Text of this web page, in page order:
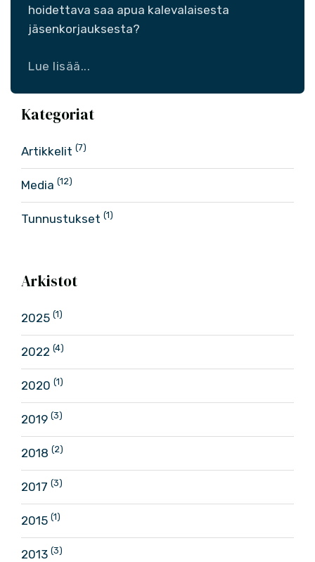
hoidettava saa apua kalevalaisesta
jäsenkorjauksesta?
Lue lisää...
Kategoriat
Artikkelit (7)
Media (12)
Tunnustukset (1)
Arkistot
2025 (1)
2022 (4)
2020 (1)
2019 (3)
2018 (2)
2017 (3)
2015 (1)
2013 (3)